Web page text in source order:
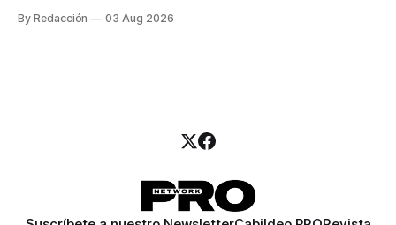
artesanal, ingredientes de calidad y experiencias que
By Redacción 03 Aug 2026